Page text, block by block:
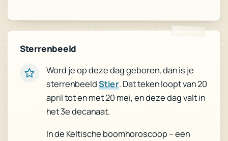
Sterrenbeeld
Word je op deze dag geboren, dan is je
sterrenbeeldStier. Dat teken loopt van 20
april tot en met 20 mei, en deze dag valt in
het 3e decanaat.
In de Keltische boomhoroscoop – een